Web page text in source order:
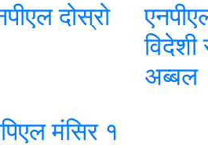
दोस्रो
अब्बल
मंसिर १